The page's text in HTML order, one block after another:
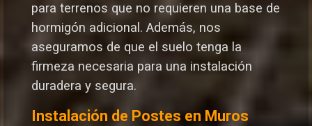
para terrenos que no requieren una base de
hormigón adicional. Además, nos
aseguramos de que el suelo tenga la
firmeza necesaria para una instalación
duradera y segura.
Instalación de Postes en Muros